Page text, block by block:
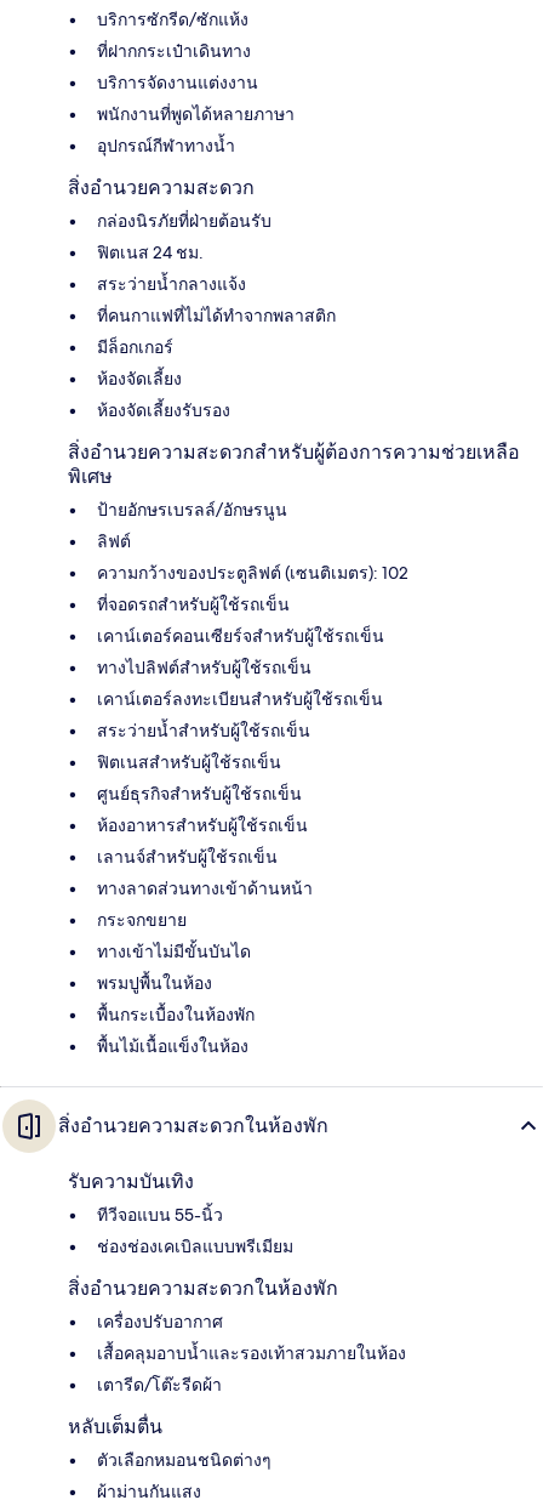
บริการซักรีด/ซักแห้ง
ที่ฝากกระเป๋าเดินทาง
บริการจัดงานแต่งงาน
พนักงานที่พูดได้หลายภาษา
อุปกรณ์กีฬาทางน้ำ
สิ่งอำนวยความสะดวก
กล่องนิรภัยที่ฝ่ายต้อนรับ
ฟิตเนส 24 ชม.
สระว่ายน้ำกลางแจ้ง
ที่คนกาแฟที่ไม่ได้ทำจากพลาสติก
มีล็อกเกอร์
ห้องจัดเลี้ยง
ห้องจัดเลี้ยงรับรอง
สิ่งอำนวยความสะดวกสำหรับผู้ต้องการความช่วยเหลือ
พิเศษ
ป้ายอักษรเบรลล์/อักษรนูน
ลิฟต์
ความกว้างของประตูลิฟต์ (เซนติเมตร): 102
ที่จอดรถสำหรับผู้ใช้รถเข็น
เคาน์เตอร์คอนเซียร์จสำหรับผู้ใช้รถเข็น
ทางไปลิฟต์สำหรับผู้ใช้รถเข็น
เคาน์เตอร์ลงทะเบียนสำหรับผู้ใช้รถเข็น
สระว่ายน้ำสำหรับผู้ใช้รถเข็น
ฟิตเนสสำหรับผู้ใช้รถเข็น
ศูนย์ธุรกิจสำหรับผู้ใช้รถเข็น
ห้องอาหารสำหรับผู้ใช้รถเข็น
เลานจ์สำหรับผู้ใช้รถเข็น
ทางลาดส่วนทางเข้าด้านหน้า
กระจกขยาย
ทางเข้าไม่มีขั้นบันได
พรมปูพื้นในห้อง
พื้นกระเบื้องในห้องพัก
พื้นไม้เนื้อแข็งในห้อง
สิ่งอำนวยความสะดวกในห้องพัก
รับความบันเทิง
ทีวีจอแบน 55-นิ้ว
ช่องช่องเคเบิลแบบพรีเมียม
สิ่งอำนวยความสะดวกในห้องพัก
เครื่องปรับอากาศ
เสื้อคลุมอาบน้ำและรองเท้าสวมภายในห้อง
เตารีด/โต๊ะรีดผ้า
หลับเต็มตื่น
ตัวเลือกหมอนชนิดต่างๆ
ผ้าม่านกันแสง